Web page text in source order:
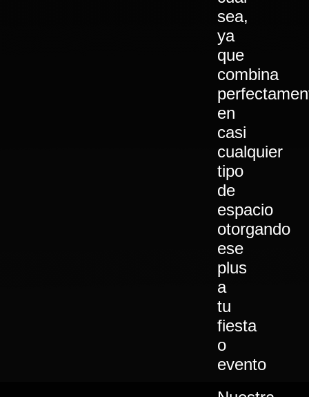
sea,
ya
que
combina
en
casi
cualquier
tipo
de
espacio
otorgando
ese
plus
a
tu
fiesta
o
evento